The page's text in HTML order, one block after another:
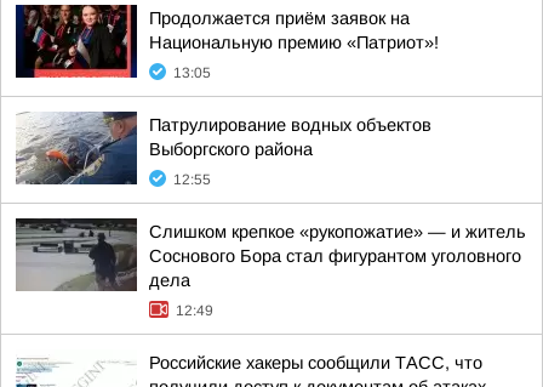
Продолжается приём заявок на
Национальную премию «Патриот»!
13:05
Патрулирование водных объектов
Выборгского района
12:55
Слишком крепкое «рукопожатие» — и житель
Соснового Бора стал фигурантом уголовного
дела
12:49
Российские хакеры сообщили ТАСС, что